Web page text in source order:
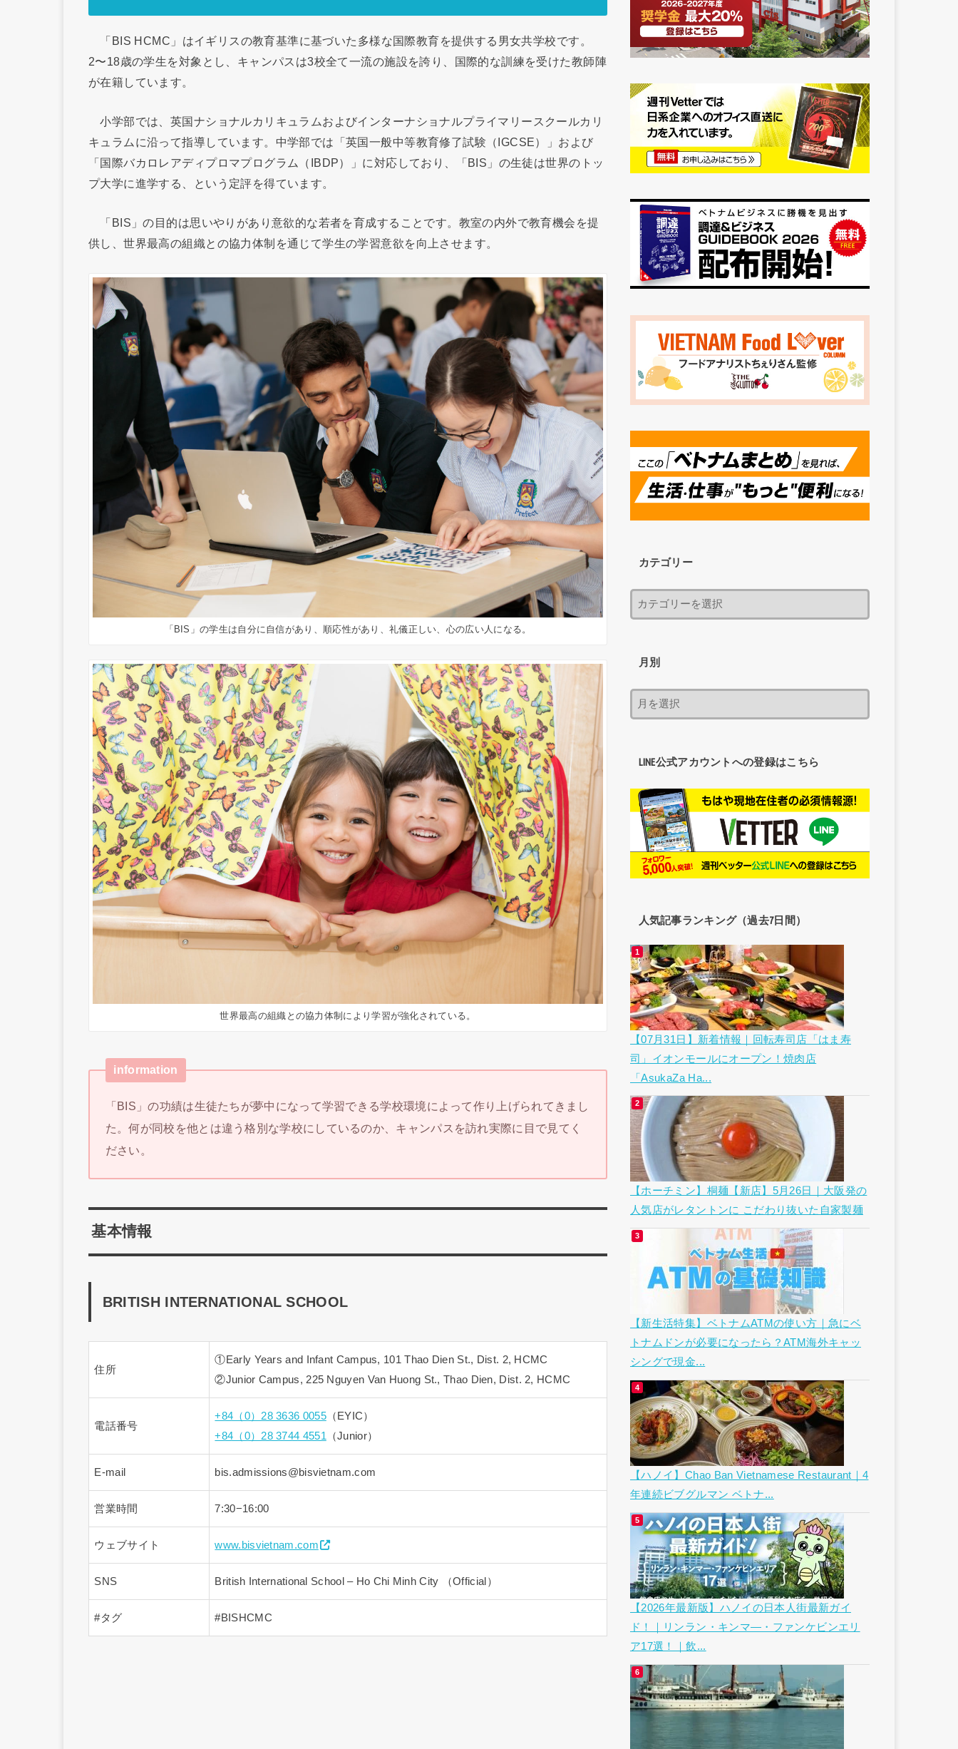
「BIS HCMC」はイギリスの教育基準に基づいた多様な国際教育を提供する男女共学校です。
2〜18歳の学生を対象とし、キャンパスは3校全て一流の施設を誇り、国際的な訓練を受けた教師陣
が在籍しています。
小学部では、英国ナショナルカリキュラムおよびインターナショナルプライマリースクールカリ
キュラムに沿って指導しています。中学部では「英国一般中等教育修了試験（IGCSE）」および
「国際バカロレアディプロマプログラム（IBDP）」に対応しており、「BIS」の生徒は世界のトッ
プ大学に進学する、という定評を得ています。
「BIS」の目的は思いやりがあり意欲的な若者を育成することです。教室の内外で教育機会を提
供し、世界最高の組織との協力体制を通じて学生の学習意欲を向上させます。
「BIS」の学生は自分に自信があり、順応性があり、礼儀正しい、心の広い人になる。
世界最高の組織との協力体制により学習が強化されている。
information
「BIS」の功績は生徒たちが夢中になって学習できる学校環境によって作り上げられてきまし
た。何が同校を他とは違う格別な学校にしているのか、キャンパスを訪れ実際に目で見てく
ださい。
基本情報
BRITISH INTERNATIONAL SCHOOL
住所
①Early Years and Infant Campus, 101 Thao Dien St., Dist. 2, HCMC
②Junior Campus, 225 Nguyen Van Huong St., Thao Dien, Dist. 2, HCMC
電話番号
+84（0）28 3636 0055（EYIC）
+84（0）28 3744 4551 （Junior）
E-mail bis.admissions@bisvietnam.com
営業時間 7:30−16:00
ウェブサイト www.bisvietnam.com
SNS British International School – Ho Chi Minh City （Official）
#タグ #BISHCMC
カテゴリー
月別
LINE公式アカウントへの登録はこちら
人気記事ランキング（過去7日間）
【07月31日】新着情報｜回転寿司店「はま寿
司」イオンモールにオープン！焼肉店
「AsukaZa Ha...
【ホーチミン】桐麺【新店】5月26日｜大阪発の
人気店がレタントンに こだわり抜いた自家製麺
【新生活特集】ベトナムATMの使い方｜急にベ
トナムドンが必要になったら？ATM海外キャッ
シングで現金...
【ハノイ】Chao Ban Vietnamese Restaurant｜4
年連続ビブグルマン ベトナ...
【2026年最新版】ハノイの日本人街最新ガイ
ド！｜リンラン・キンマ―・ファンケビンエリ
ア17選！｜飲...